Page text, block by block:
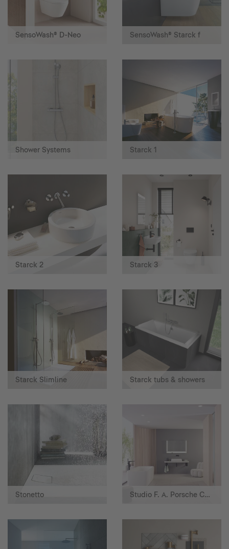
SensoWash® D-Neo SensoWash® Starck f
Shower Systems Starck 1
Starck 2 Starck 3
Starck Slimline Starck tubs & showers
Stonetto Studio F. A. Porsche Collection